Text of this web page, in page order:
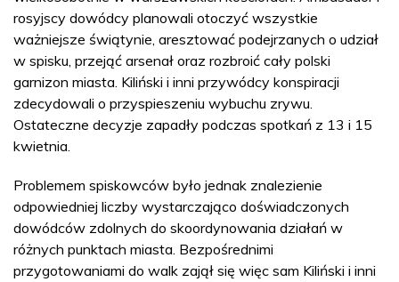
rosyjscy dowódcy planowali otoczyć wszystkie
ważniejsze świątynie, aresztować podejrzanych o udział
w spisku, przejąć arsenał oraz rozbroić cały polski
garnizon miasta. Kiliński i inni przywódcy konspiracji
zdecydowali o przyspieszeniu wybuchu zrywu.
Ostateczne decyzje zapadły podczas spotkań z 13 i 15
kwietnia.
Problemem spiskowców było jednak znalezienie
odpowiedniej liczby wystarczająco doświadczonych
dowódców zdolnych do skoordynowania działań w
różnych punktach miasta. Bezpośrednimi
przygotowaniami do walk zajął się więc sam Kiliński i inni